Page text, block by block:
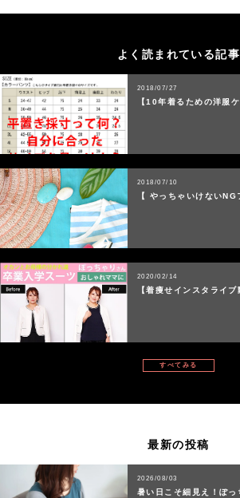
よく読まれている記事
2018/07/27
【10年着るための洋服
2018/07/10
【 やっちゃいけない
2020/02/14
【着痩せインスタライ
すべてみる
最新の投稿
2026/08/03
暑い日こそ細見え！ぽ